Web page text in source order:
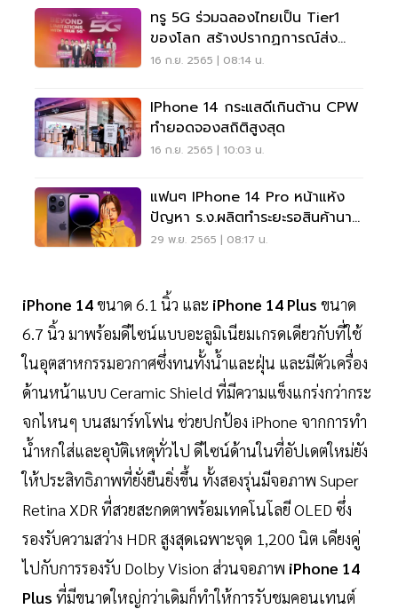
ทรู 5G ร่วมฉลองไทยเป็น Tier1
ของโลก สร้างปรากฏการณ์ส่ง
มอบ IPhone 14
16 ก.ย. 2565 | 08:14 น.
IPhone 14 กระแสดีเกินต้าน CPW
ทำยอดจองสถิติสูงสุด
16 ก.ย. 2565 | 10:03 น.
แฟนๆ IPhone 14 Pro หน้าแห้ง
ปัญหา ร.ง.ผลิตทำระยะรอสินค้านาน
ผิดปกติ
29 พ.ย. 2565 | 08:17 น.
iPhone 14ขนาด 6.1 นิ้ว และ iPhone 14 Plus ขนาด
6.7 นิ้ว มาพร้อมดีไซน์แบบอะลูมิเนียมเกรดเดียวกับที่ใช้
ในอุตสาหกรรมอวกาศซึ่งทนทั้งน้ำและฝุ่น และมีตัวเครื่อง
ด้านหน้าแบบ Ceramic Shield ที่มีความแข็งแกร่งกว่ากระ
จกไหนๆ บนสมาร์ทโฟน ช่วยปกป้อง iPhone จากการทำ
น้ำหกใส่และอุบัติเหตุทั่วไป ดีไซน์ด้านในที่อัปเดตใหม่ยัง
ให้ประสิทธิภาพที่ยั่งยืนยิ่งขึ้น ทั้งสองรุ่นมีจอภาพ Super
Retina XDR ที่สวยสะกดตาพร้อมเทคโนโลยี OLED ซึ่ง
รองรับความสว่าง HDR สูงสุดเฉพาะจุด 1,200 นิต เคียงคู่
ไปกับการรองรับ Dolby Vision ส่วนจอภาพ iPhone 14
Plus ที่มีขนาดใหญ่กว่าเดิมก็ทำให้การรับชมคอนเทนต์